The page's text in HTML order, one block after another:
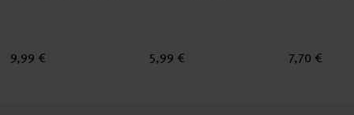
9,99 € 5,99 € 7,70 €